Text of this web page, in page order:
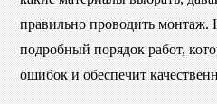
правильно проводить монтаж.
подробный порядок работ,
ошибок и обеспечит